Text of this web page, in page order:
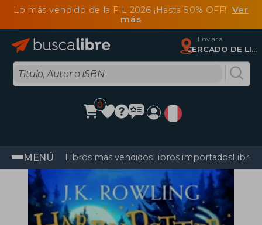
Lo más vendido de la FIL 2026 ¡Hasta 50% OFF! Ver
más
Enviar a
CERCADO DE LIMA, Lima
0
MENÚ Libros más vendidosLibros importadosLibros